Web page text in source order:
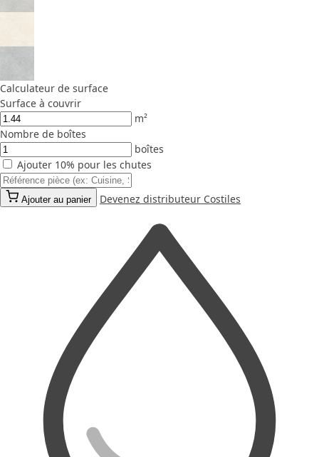
Calculateur de surface
Surface à couvrir
m²
Nombre de boîtes
boîtes
Ajouter 10% pour les chutes
Ajouter au panier Devenez distributeur Costiles